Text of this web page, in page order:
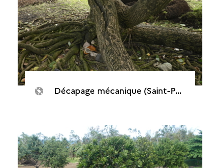
Décapage mécanique (Saint-Philippe, Puits des Anglais, 2020)